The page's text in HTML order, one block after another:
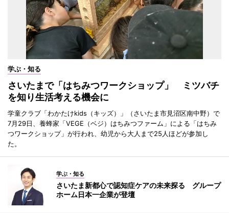
学ぶ・知る
さいたまで「はちみつワークショップ」 ミツバチ
を知り生活考える機会に
学童クラブ「わかたけkids（キッズ）」（さいたま市見沼区南中野）で
7月29日、養蜂家「VEGE（ベジ）はちみつファーム」による「はちみ
つワークショップ」が行われ、幼児から大人まで25人ほどが参加し
た。
学ぶ・知る
さいたま新都心で認知症ケアの未来探る グループ
ホーム日本一企業が登壇